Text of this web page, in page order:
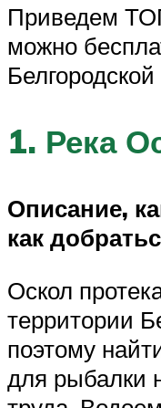
Приведем
можно
1. Река
Описание,
как
Оскол
территории
поэтому
для рыбалки